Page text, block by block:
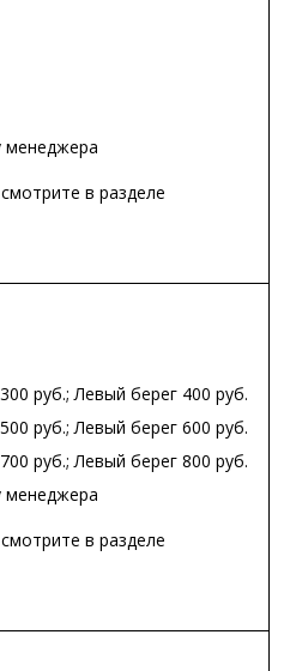
менеджера
в разделе
руб.; Левый берег 400 руб.
руб.; Левый берег 600 руб.
руб.; Левый берег 800 руб.
менеджера
в разделе